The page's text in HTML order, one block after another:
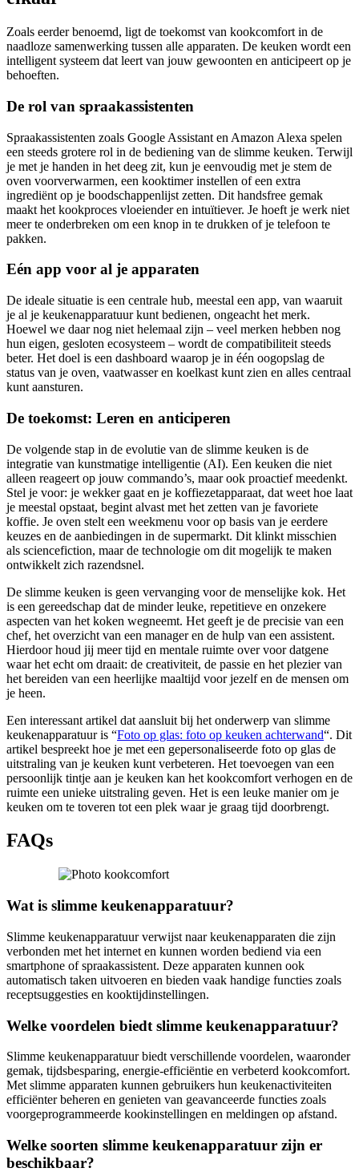
Zoals eerder benoemd, ligt de toekomst van kookcomfort in de
naadloze samenwerking tussen alle apparaten. De keuken wordt een
intelligent systeem dat leert van jouw gewoonten en anticipeert op je
behoeften.
De rol van spraakassistenten
Spraakassistenten zoals Google Assistant en Amazon Alexa spelen
een steeds grotere rol in de bediening van de slimme keuken. Terwijl
je met je handen in het deeg zit, kun je eenvoudig met je stem de
oven voorverwarmen, een kooktimer instellen of een extra
ingrediënt op je boodschappenlijst zetten. Dit handsfree gemak
maakt het kookproces vloeiender en intuïtiever. Je hoeft je werk niet
meer te onderbreken om een knop in te drukken of je telefoon te
pakken.
Eén app voor al je apparaten
De ideale situatie is een centrale hub, meestal een app, van waaruit
je al je keukenapparatuur kunt bedienen, ongeacht het merk.
Hoewel we daar nog niet helemaal zijn – veel merken hebben nog
hun eigen, gesloten ecosysteem – wordt de compatibiliteit steeds
beter. Het doel is een dashboard waarop je in één oogopslag de
status van je oven, vaatwasser en koelkast kunt zien en alles centraal
kunt aansturen.
De toekomst: Leren en anticiperen
De volgende stap in de evolutie van de slimme keuken is de
integratie van kunstmatige intelligentie (AI). Een keuken die niet
alleen reageert op jouw commando’s, maar ook proactief meedenkt.
Stel je voor: je wekker gaat en je koffiezetapparaat, dat weet hoe laat
je meestal opstaat, begint alvast met het zetten van je favoriete
koffie. Je oven stelt een weekmenu voor op basis van je eerdere
keuzes en de aanbiedingen in de supermarkt. Dit klinkt misschien
als sciencefiction, maar de technologie om dit mogelijk te maken
ontwikkelt zich razendsnel.
De slimme keuken is geen vervanging voor de menselijke kok. Het
is een gereedschap dat de minder leuke, repetitieve en onzekere
aspecten van het koken wegneemt. Het geeft je de precisie van een
chef, het overzicht van een manager en de hulp van een assistent.
Hierdoor houd jij meer tijd en mentale ruimte over voor datgene
waar het echt om draait: de creativiteit, de passie en het plezier van
het bereiden van een heerlijke maaltijd voor jezelf en de mensen om
je heen.
Een interessant artikel dat aansluit bij het onderwerp van slimme
keukenapparatuur is “Foto op glas: foto op keuken achterwand“. Dit
artikel bespreekt hoe je met een gepersonaliseerde foto op glas de
uitstraling van je keuken kunt verbeteren. Het toevoegen van een
persoonlijk tintje aan je keuken kan het kookcomfort verhogen en de
ruimte een unieke uitstraling geven. Het is een leuke manier om je
keuken om te toveren tot een plek waar je graag tijd doorbrengt.
FAQs
Wat is slimme keukenapparatuur?
Slimme keukenapparatuur verwijst naar keukenapparaten die zijn
verbonden met het internet en kunnen worden bediend via een
smartphone of spraakassistent. Deze apparaten kunnen ook
automatisch taken uitvoeren en bieden vaak handige functies zoals
receptsuggesties en kooktijdinstellingen.
Welke voordelen biedt slimme keukenapparatuur?
Slimme keukenapparatuur biedt verschillende voordelen, waaronder
gemak, tijdsbesparing, energie-efficiëntie en verbeterd kookcomfort.
Met slimme apparaten kunnen gebruikers hun keukenactiviteiten
efficiënter beheren en genieten van geavanceerde functies zoals
voorgeprogrammeerde kookinstellingen en meldingen op afstand.
Welke soorten slimme keukenapparatuur zijn er
beschikbaar?